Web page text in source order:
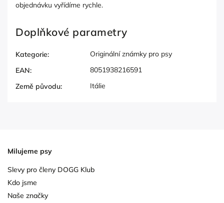
objednávku vyřídíme rychle.
Doplňkové parametry
Kategorie:
Originální známky pro psy
EAN:
8051938216591
Země původu: Itálie
Milujeme psy
Slevy pro členy DOGG Klub
Kdo jsme
Naše značky